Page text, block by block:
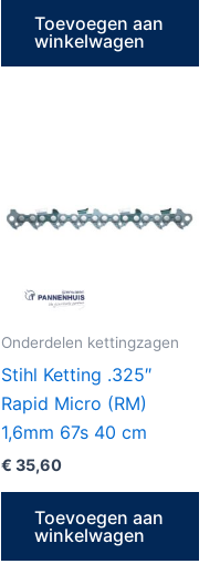
Toevoegen aan
winkelwagen
Onderdelen kettingzagen
Stihl Ketting .325″
Rapid Micro (RM)
1,6mm 67s 40 cm
€ 35,60
Toevoegen aan
winkelwagen